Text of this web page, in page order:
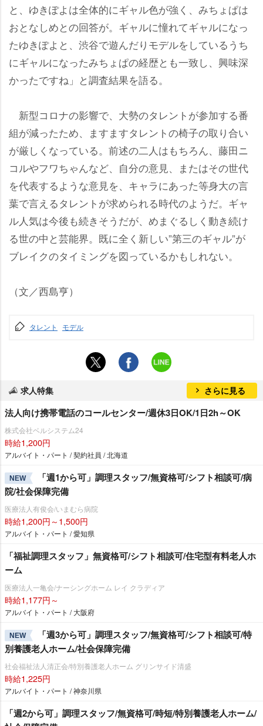
と、ゆきぽよは全体的にギャル色が強く、みちょぱは
おとなしめとの回答が。ギャルに憧れてギャルになっ
たゆきぽよと、渋谷で遊んだりモデルをしているうち
にギャルになったみちょぱの経歴とも一致し、興味深
かったですね」と調査結果を語る。
新型コロナの影響で、大勢のタレントが参加する番
組が減ったため、ますますタレントの椅子の取り合い
が厳しくなっている。前述の二人はもちろん、藤田ニ
コルやフワちゃんなど、自分の意見、またはその世代
を代表するような意見を、キャラにあった等身大の言
葉で言えるタレントが求められる時代のようだ。ギャ
ル人気は今後も続きそうだが、めまぐるしく動き続け
る世の中と芸能界。既に全く新しい”第三のギャル”が
ブレイクのタイミングを図っているかもしれない。
（文／西島亨）
タレント モデル
求人特集 さらに見る
法人向け携帯電話のコールセンター/週休3日OK/1日2h～OK
株式会社ベルシステム24
時給1,200円
アルバイト・パート / 契約社員 / 北海道
NEW
「週1から可」調理スタッフ/無資格可/シフト相談可/病
院/社会保障完備
医療法人有俊会/いまむら病院
時給1,200円～1,500円
アルバイト・パート / 愛知県
「福祉調理スタッフ」無資格可/シフト相談可/住宅型有料老人ホ
ーム
医療法人一亀会/ナーシングホーム レイ クラディア
時給1,177円～
アルバイト・パート / 大阪府
NEW
「週3から可」調理スタッフ/無資格可/シフト相談可/特
別養護老人ホーム/社会保障完備
社会福祉法人清正会/特別養護老人ホーム グリンサイド清盛
時給1,225円
アルバイト・パート / 神奈川県
「週2から可」調理スタッフ/無資格可/時短/特別養護老人ホーム/